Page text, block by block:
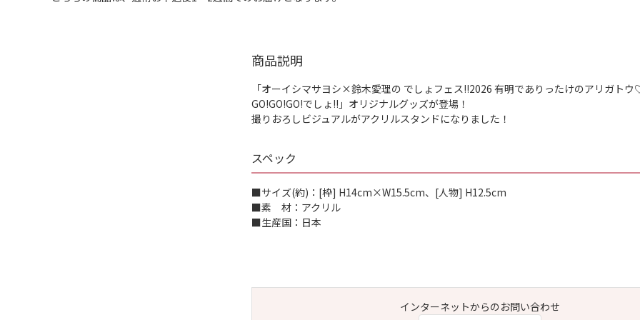
商品説明
「オーイシマサヨシ×鈴木愛理の でしょフェス!!2026 有明でありったけのアリガト
GO!GO!GO!でしょ!!」オリジナルグッズが登場！
撮りおろしビジュアルがアクリルスタンドになりました！
スペック
■サイズ(約)：[枠] H14cm×W15.5cm、[人物] H12.5cm
■素 材：アクリル
■生産国：日本
インターネットからのお問い合わせ